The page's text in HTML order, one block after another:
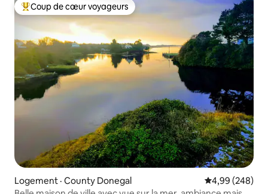
Coup de cœur voyageurs parmi les plus aimés
Coup de cœur voyageurs
Logement · County Donegal Note
4,99 (248)